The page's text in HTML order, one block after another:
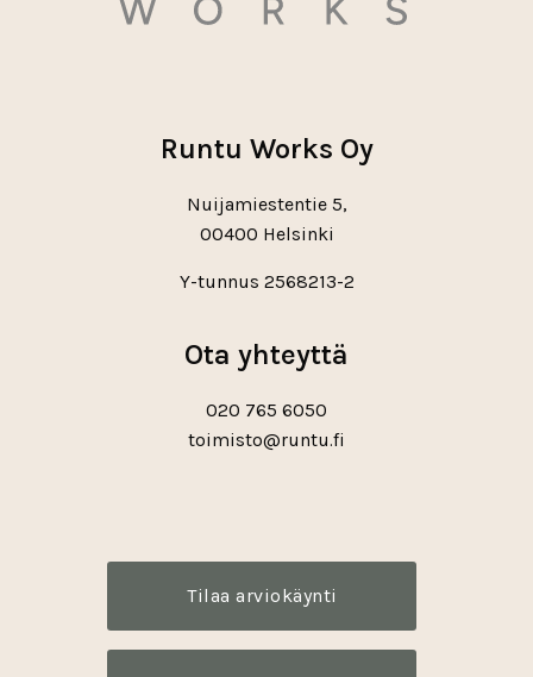
Runtu Works Oy
Nuijamiestentie 5,
00400 Helsinki
Y-tunnus 2568213-2
Ota yhteyttä
020 765 6050
toimisto@runtu.fi
Tilaa arviokäynti